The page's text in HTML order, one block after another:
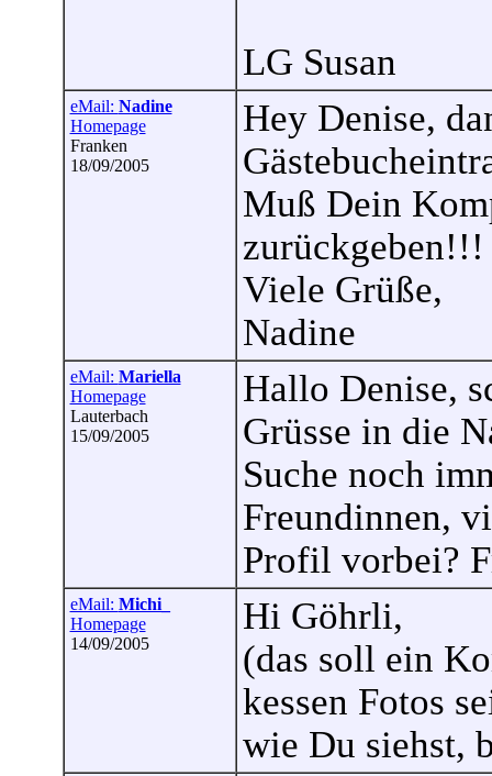
LG Susan
eMail: Nadine
Homepage
Franken
18/09/2005
Hey Denise,
Muß Dein
zurückgeben!!!
Viele Grüße,
Nadine
eMail: Mariella
Homepage
Lauterbach
15/09/2005
Hallo Denise,
Grüsse in die
Suche noch
Freundinnen,
Profil vorbei?
eMail: Michi_
Homepage
14/09/2005
Hi Göhrli,
(das soll ein
kessen Fotos
wie Du siehst,